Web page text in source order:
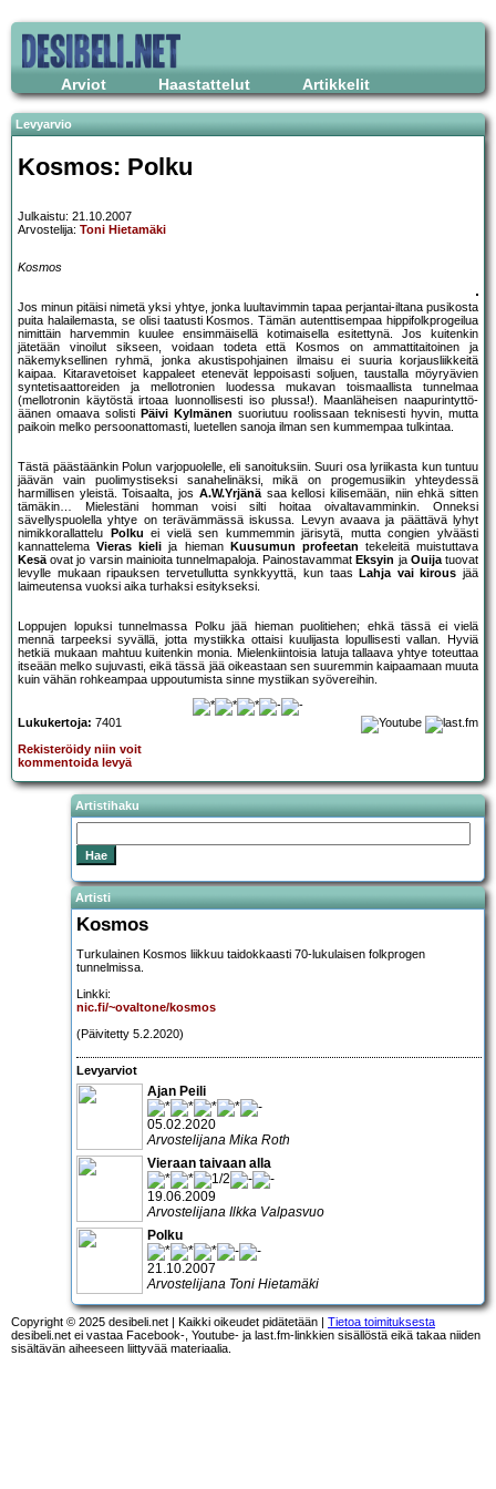
Arviot Haastattelut Artikkelit
Levyarvio
Kosmos: Polku
Julkaistu: 21.10.2007
Arvostelija: Toni Hietamäki
Kosmos
Jos minun pitäisi nimetä yksi yhtye, jonka luultavimmin tapaa perjantai-iltana pusikosta
puita halailemasta, se olisi taatusti Kosmos. Tämän autenttisempaa hippifolkprogeilua
nimittäin harvemmin kuulee ensimmäisellä kotimaisella esitettynä. Jos kuitenkin
jätetään vinoilut sikseen, voidaan todeta että Kosmos on ammattitaitoinen ja
näkemyksellinen ryhmä, jonka akustispohjainen ilmaisu ei suuria korjausliikkeitä
kaipaa. Kitaravetoiset kappaleet etenevät leppoisasti soljuen, taustalla möyryävien
syntetisaattoreiden ja mellotronien luodessa mukavan toismaallista tunnelmaa
(mellotronin käytöstä irtoaa luonnollisesti iso plussa!). Maanläheisen naapurintyttö-
äänen omaava solisti Päivi Kylmänen suoriutuu roolissaan teknisesti hyvin, mutta
paikoin melko persoonattomasti, luetellen sanoja ilman sen kummempaa tulkintaa.
Tästä päästäänkin Polun varjopuolelle, eli sanoituksiin. Suuri osa lyriikasta kun tuntuu
jäävän vain puolimystiseksi sanahelinäksi, mikä on progemusiikin yhteydessä
harmillisen yleistä. Toisaalta, jos A.W.Yrjänäsaa kellosi kilisemään, niin ehkä sitten
tämäkin… Mielestäni homman voisi silti hoitaa oivaltavamminkin. Onneksi
sävellyspuolella yhtye on terävämmässä iskussa. Levyn avaava ja päättävä lyhyt
nimikkorallattelu
Polku ei vielä sen kummemmin järisytä, mutta congien ylväästi
kannattelemaVieras kieli ja hieman Kuusumun profeetan tekeleitä muistuttava
Kesäovat jo varsin mainioita tunnelmapaloja. Painostavammat Eksyin ja Ouijatuovat
levylle mukaan ripauksen tervetullutta synkkyyttä, kun taas
Lahja vai kirous jää
laimeutensa vuoksi aika turhaksi esitykseksi.
Loppujen lopuksi tunnelmassa Polku jää hieman puolitiehen; ehkä tässä ei vielä
mennä tarpeeksi syvällä, jotta mystiikka ottaisi kuulijasta lopullisesti vallan. Hyviä
hetkiä mukaan mahtuu kuitenkin monia. Mielenkiintoisia latuja tallaava yhtye toteuttaa
itseään melko sujuvasti, eikä tässä jää oikeastaan sen suuremmin kaipaamaan muuta
kuin vähän rohkeampaa uppoutumista sinne mystiikan syövereihin.
Lukukertoja: 7401
Rekisteröidy niin voit
kommentoida levyä
Artistihaku
Artisti
Kosmos
Turkulainen Kosmos liikkuu taidokkaasti 70-lukulaisen folkprogen
tunnelmissa.
Linkki:
nic.fi/~ovaltone/kosmos
(Päivitetty 5.2.2020)
Levyarviot
Ajan Peili
05.02.2020
Arvostelijana Mika Roth
Vieraan taivaan alla
19.06.2009
Arvostelijana Ilkka Valpasvuo
Polku
21.10.2007
Arvostelijana Toni Hietamäki
Copyright © 2025 desibeli.net | Kaikki oikeudet pidätetään | Tietoa toimituksesta
desibeli.net ei vastaa Facebook-, Youtube- ja last.fm-linkkien sisällöstä eikä takaa niiden
sisältävän aiheeseen liittyvää materiaalia.